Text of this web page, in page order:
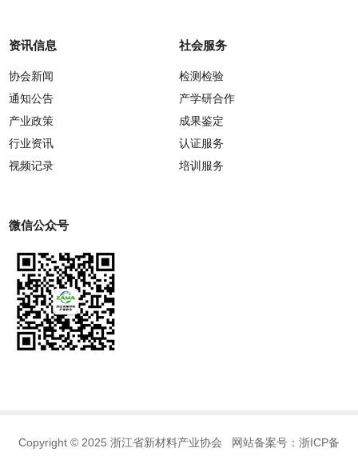
资讯信息
协会新闻
通知公告
产业政策
行业资讯
视频记录
社会服务
检测检验
产学研合作
成果鉴定
认证服务
培训服务
微信公众号
Copyright © 2025 浙江省新材料产业协会 网站备案号： 浙ICP备